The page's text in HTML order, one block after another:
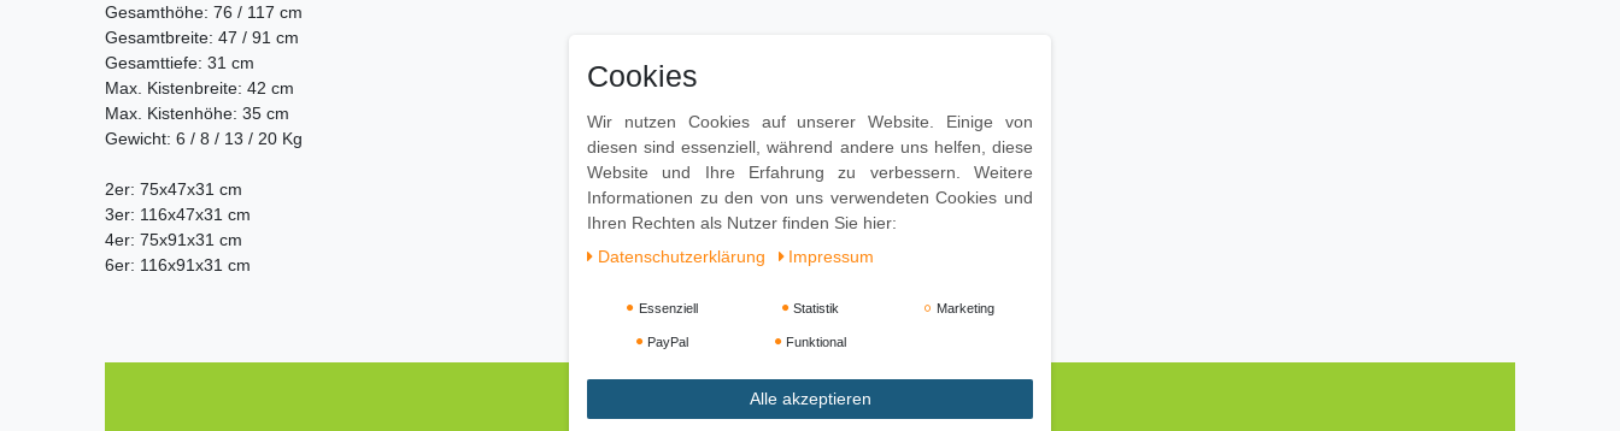
Gesamthöhe: 76 / 117 cm
Gesamtbreite: 47 / 91 cm
Gesamttiefe: 31 cm
Max. Kistenbreite: 42 cm
Max. Kistenhöhe: 35 cm
Gewicht: 6 / 8 / 13 / 20 Kg
2er: 75x47x31 cm
3er: 116x47x31 cm
4er: 75x91x31 cm
6er: 116x91x31 cm
Cookies
Wir nutzen Cookies auf unserer Website. Einige von
diesen sind essenziell, während andere uns helfen, diese
Website und Ihre Erfahrung zu verbessern. Weitere
Informationen zu den von uns verwendeten Cookies und
Ihren Rechten als Nutzer finden Sie hier:
Daten­schutz­erklärung
Impressum
Essenziell Statistik Marketing
PayPal Funktional
Alle akzeptieren